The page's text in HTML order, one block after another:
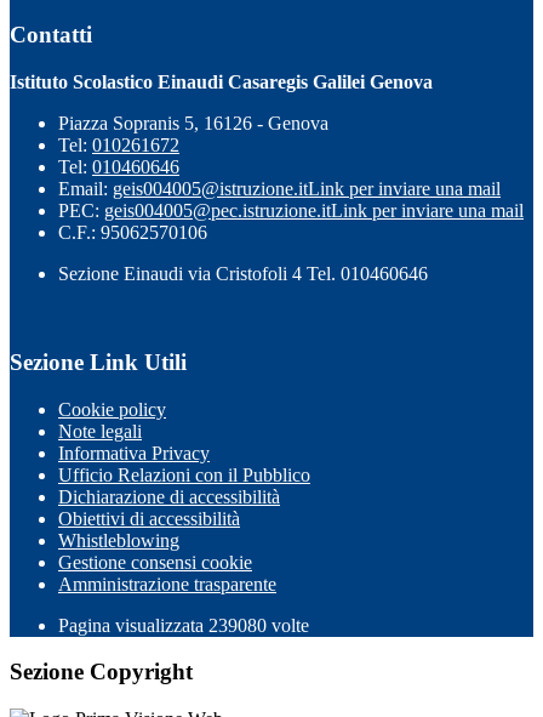
Contatti
Istituto Scolastico Einaudi Casaregis Galilei Genova
Piazza Sopranis 5, 16126 - Genova
Tel: 010261672
Tel: 010460646
Email: geis004005@istruzione.itLink per inviare una mail
PEC: geis004005@pec.istruzione.itLink per inviare una mail
C.F.: 95062570106
Sezione Einaudi via Cristofoli 4 Tel. 010460646
Sezione Link Utili
Cookie policy
Note legali
Informativa Privacy
Ufficio Relazioni con il Pubblico
Dichiarazione di accessibilità
Obiettivi di accessibilità
Whistleblowing
Gestione consensi cookie
Amministrazione trasparente
Pagina visualizzata 239080 volte
Sezione Copyright